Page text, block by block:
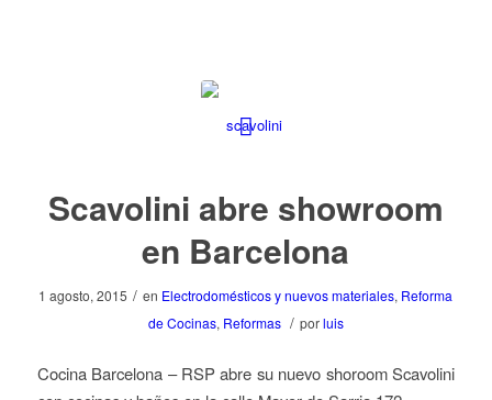
Scavolini abre showroom
en Barcelona
1 agosto, 2015 / en Electrodomésticos y nuevos materiales, Reforma
de Cocinas, Reformas / porluis
Cocina Barcelona – RSP abre su nuevo shoroom Scavolini